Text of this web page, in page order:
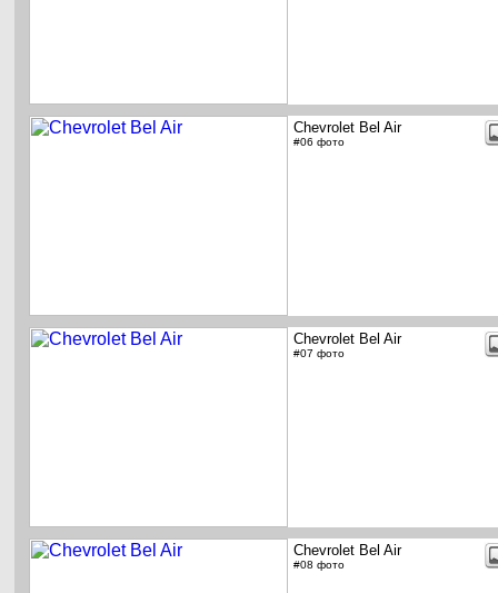
Chevrolet Bel Air
#06 фото
Chevrolet Bel Air
#07 фото
Chevrolet Bel Air
#08 фото